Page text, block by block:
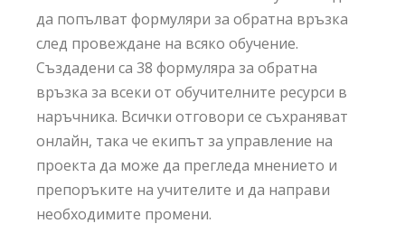
да попълват формуляри за обратна връзка
след провеждане на всяко обучение.
Създадени са 38 формуляра за обратна
връзка за всеки от обучителните ресурси в
наръчника. Всички отговори се съхраняват
онлайн, така че екипът за управление на
проекта да може да прегледа мнението и
препоръките на учителите и да направи
необходимите промени.